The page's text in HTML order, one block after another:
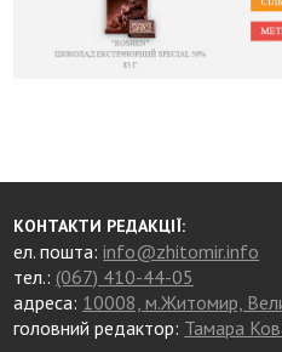
КОНТАКТИ РЕДАКЦІЇ:
ел. пошта:info@zhitomir.info
тел.: (067) 410-44-05
адреса: 10008, м.Житомир,
головний редактор: Тамара